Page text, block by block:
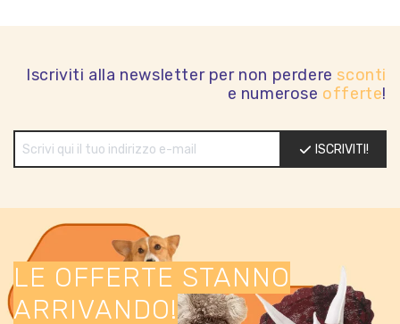
Iscriviti alla newsletter per non perdere sconti
e numerose offerte!
ISCRIVITI!
LE OFFERTE STANNO
ARRIVANDO!